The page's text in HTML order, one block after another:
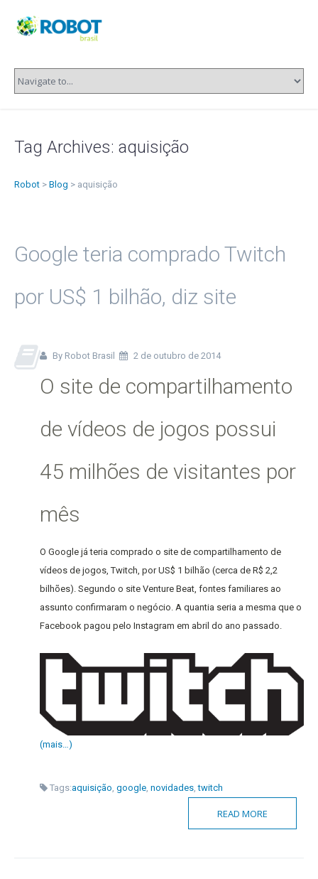
Tag Archives: aquisição
Robot > Blog > aquisição
Google teria comprado Twitch
por US$ 1 bilhão, diz site
By Robot Brasil 2 de outubro de 2014
O site de compartilhamento
de vídeos de jogos possui
45 milhões de visitantes por
mês
O Google já teria comprado o site de compartilhamento de
vídeos de jogos, Twitch, por US$ 1 bilhão (cerca de R$ 2,2
bilhões). Segundo o site Venture Beat, fontes familiares ao
assunto confirmaram o negócio. A quantia seria a mesma que o
Facebook pagou pelo Instagram em abril do ano passado.
(mais…)
Tags:aquisição,google,novidades,twitch
READ MORE